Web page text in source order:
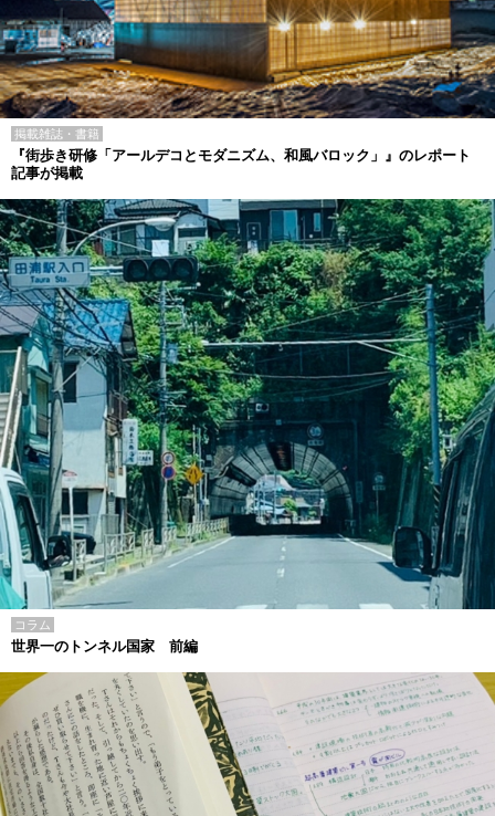
掲載雑誌・書籍
『街歩き研修「アールデコとモダニズム、和風バロック」』のレポート
記事が掲載
コラム
世界一のトンネル国家 前編